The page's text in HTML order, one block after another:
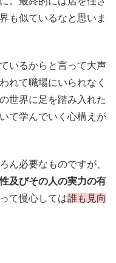
も似ているなと思いま
いるからと言って大声
れて職場にいられなく
世界に足を踏み入れた
て学んでいく心構えが
ん必要なものですが、
及びその人の実力の有
て慢心しては誰も見向